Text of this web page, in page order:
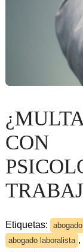
CON
Etiquetas:
abogado laboralista ,